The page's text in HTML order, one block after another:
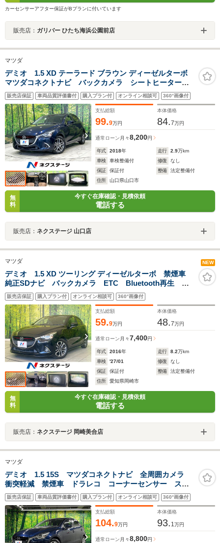
カーセンサーアフター保証がBプランに付いています
販売店： ガリバー ひたち海浜公園前店
マツダ
デミオ 1.5 XD テーラード ブラウン ディーゼルターボ
マツダコネクトナビ バックカメラ シートヒーター
スマートブレーキサポート クルーズコントロール コ
ーナーセンサー LEDヘッドライト ETC Bluetooth
スマートキー 禁煙車 ワンオーナー
販売店保証 車両品質評価書付 購入プラン付 オンライン相談可 360°画像付
支払総額
99.9万円
本体価格
84.7万円
通常ローン 月々8,200円
年式 2018年 走行 2.9万km
車検
車検整備付 修復
なし
保証
保証付 整備
法定整備付
住所
山口県山口市
無
料
今すぐ在庫確認・見積依頼
電話する
販売店： ネクステージ 山口店
マツダ NEW
デミオ 1.5 XD ツーリング ディーゼルターボ 禁煙車
純正SDナビ バックカメラ ETC Bluetooth再生 ク
ルコン シートヒーター(前席) パドルシフト オートエ
アコン オートライト LEDヘッドライト 純正16イン
チアルミ
販売店保証 購入プラン付 オンライン相談可 360°画像付
支払総額
59.9万円
本体価格
48.7万円
通常ローン 月々7,400円
年式 2016年 走行 8.2万km
車検
'27/01 修復
なし
保証
保証付 整備
法定整備付
住所
愛知県岡崎市
無
料
今すぐ在庫確認・見積依頼
電話する
販売店： ネクステージ 岡崎美合店
マツダ
デミオ 1.5 15S マツダコネクトナビ 全周囲カメラ
衝突軽減 禁煙車 ドラレコ コーナーセンサー スマ
ートキー LEDヘッド ETC 純正15インチアルミ 車
線逸脱警報 オートライト オートエアコン
販売店保証 車両品質評価書付 購入プラン付 オンライン相談可 360°画像付
支払総額
104.9万円
本体価格
93. 1 万円
通常ローン 月々8,800円